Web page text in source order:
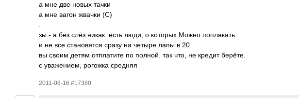
а мне две новых тачки
а мне вагон жвачки (С)
.
зы - а без слёз никак. есть люди, о которых Можно попл­акать.
и не все стан­овятся сразу на четыре лапы в 20.
вы своим детям отпл­атите по полной. так что, не кредит берёте.
с уваж­ением, рогожка средняя
2011-08-16 #17380